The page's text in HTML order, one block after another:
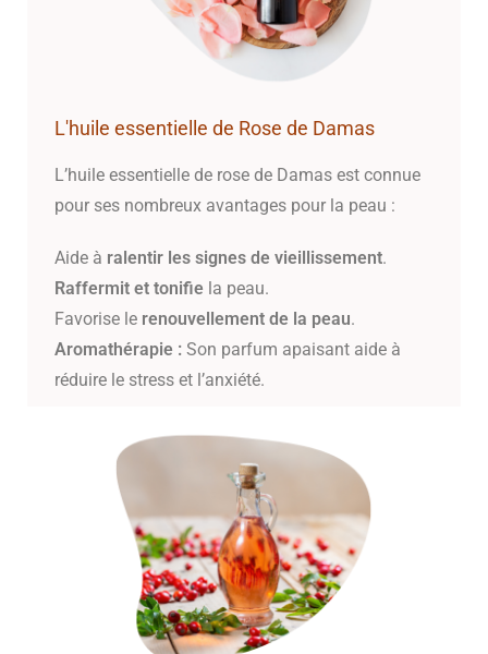
L'huile essentielle de Rose de Damas
L’huile essentielle de rose de Damas est connue
pour ses nombreux avantages pour la peau :
Aide à ralentir les signes de vieillissement.
Raffermit et tonifie la peau.
Favorise le renouvellement de la peau.
Aromathérapie : Son parfum apaisant aide à
réduire le stress et l’anxiété.